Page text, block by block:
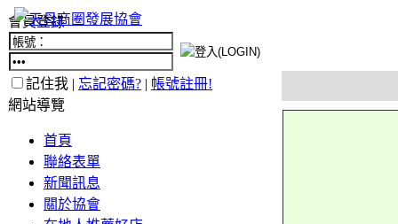
會員登錄
記住我 | 忘記密碼? | 帳號註冊!
網站導覽
首頁
聯絡表單
新聞訊息
關於協會